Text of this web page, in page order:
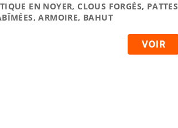
EN NOYER, CLOUS FORGÉS, PATTES
ARMOIRE, BAHUT
VOIR